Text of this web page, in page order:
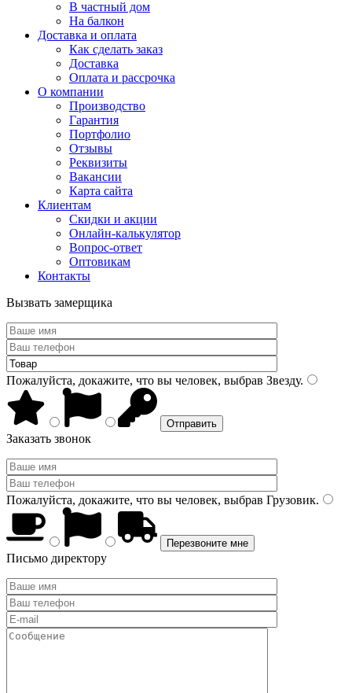
В частный дом
На балкон
Доставка и оплата
Как сделать заказ
Доставка
Оплата и рассрочка
О компании
Производство
Гарантия
Портфолио
Отзывы
Реквизиты
Вакансии
Карта сайта
Клиентам
Скидки и акции
Онлайн-калькулятор
Вопрос-ответ
Оптовикам
Контакты
Вызвать замерщика
Пожалуйста, докажите, что вы человек, выбрав Звезду.
Заказать звонок
Пожалуйста, докажите, что вы человек, выбрав Грузовик.
Письмо директору